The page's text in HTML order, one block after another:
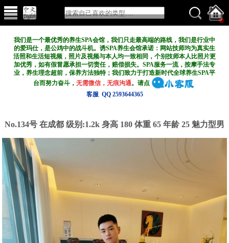
我们是一个最优秀的养生SPA会馆，我们只走最高端的路线，我们是行业中
的爱玛仕，是公鸡中的战斗机。诱SPA养生会馆承诺：网站技师均为真实生
活照和生活短视频，照片及视频与本人均一致相同，个别技师本人比照片更
加优秀，如有假冒愿承担一切责任，赔偿损失。SPA服务一流，按摩手法专
业，养生理念超前，保养方法独特；我们致力于打造新时代全球养生SPA平
台而努力奋斗，无需微信，无痕沟通。请点
客服 QQ 2593644365
No.134号 在成都 级别:1.2k 身高 180 体重 65 年龄 25 魅力型男